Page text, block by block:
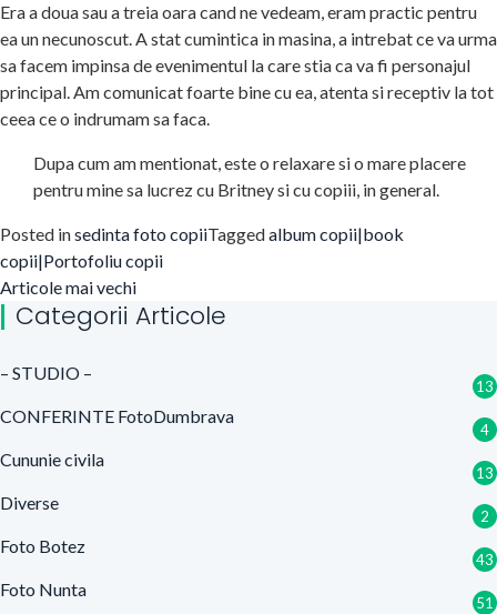
Era a doua sau a treia oara cand ne vedeam, eram practic pentru
ea un necunoscut. A stat cumintica in masina, a intrebat ce va urma
sa facem impinsa de evenimentul la care stia ca va fi personajul
principal. Am comunicat foarte bine cu ea, atenta si receptiv la tot
ceea ce o indrumam sa faca.
Dupa cum am mentionat, este o relaxare si o mare placere
pentru mine sa lucrez cu Britney si cu copiii, in general.
Posted insedinta foto copiiTaggedalbum copii|book
copii|Portofoliu copii
Navigare
în
articole
Articole mai vechi
Categorii Articole
– STUDIO –
13
CONFERINTE FotoDumbrava
4
Cununie civila
13
Diverse
2
Foto Botez
43
Foto Nunta
51